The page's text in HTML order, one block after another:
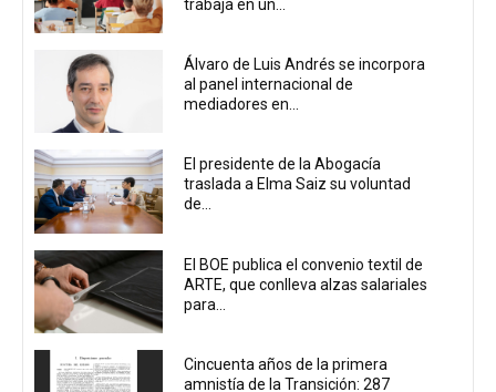
trabaja en un...
Álvaro de Luis Andrés se incorpora
al panel internacional de
mediadores en...
El presidente de la Abogacía
traslada a Elma Saiz su voluntad
de...
El BOE publica el convenio textil de
ARTE, que conlleva alzas salariales
para...
Cincuenta años de la primera
amnistía de la Transición: 287